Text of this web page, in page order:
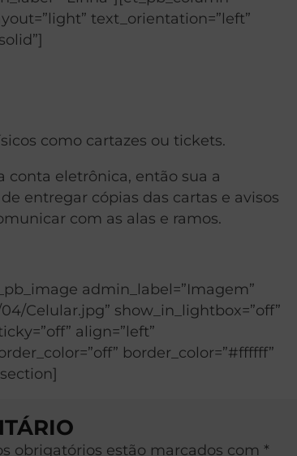
text_orientation=”left”
como cartazes ou tickets.
conta eletrônica, então sua a
entregar cópias das cartas e avisos
com as alas e ramos.
admin_label=”Imagem”
Celular.jpg” show_in_lightbox=”off”
align=”left”
border_color=”#ffffff”
obrigatórios estão marcados com *